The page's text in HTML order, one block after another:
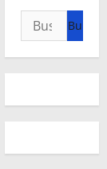
Buscar: